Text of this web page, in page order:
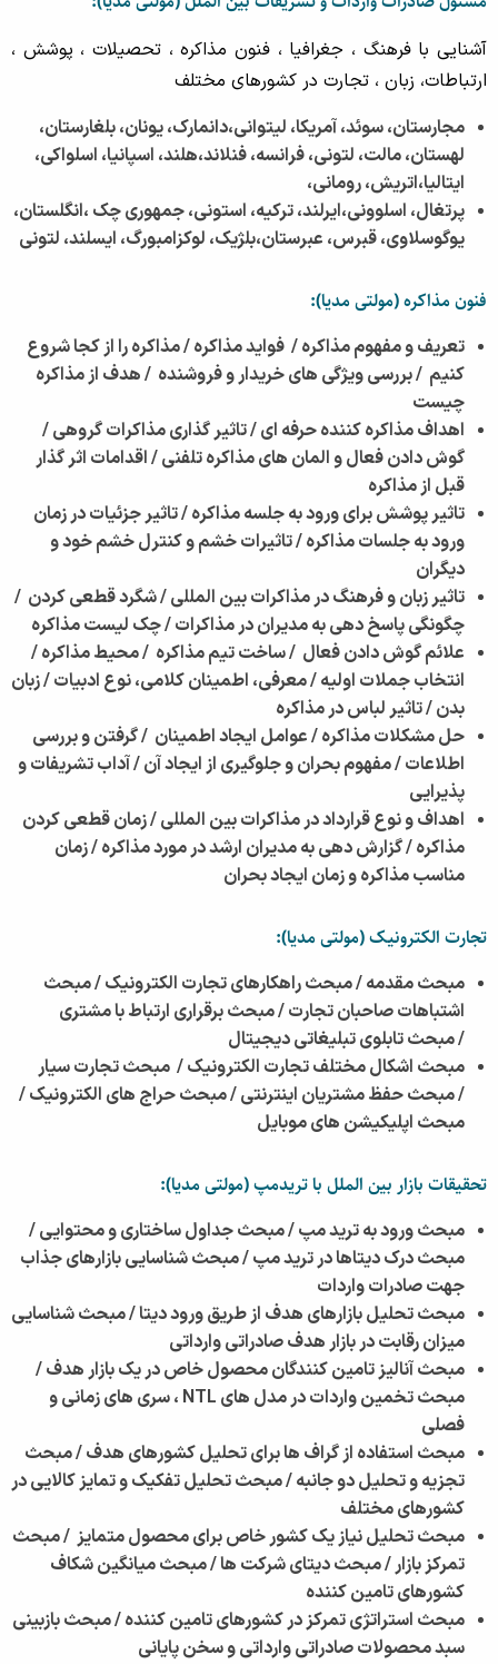
آشنایی با فرهنگ ، جغرافیا ، فنون مذاکره ، تحصیلات ، پوشش ،
ارتباطات، زبان ، تجارت در کشورهای مختلف
مجارستان، سوئد، آمریکا، لیتوانی،دانمارک، یونان، بلغارستان،
لهستان،مالت، لتونی، فرانسه، فنلاند،هلند، اسپانیا، اسلواکی،
ایتالیا،اتریش، رومانی،
پرتغال، اسلوونی،ایرلند، ترکیه، استونی، جمهوری چک ،انگلستان،
یوگوسلاوی، قبرس، عبرستان،بلژیک، لوکزامبورگ، ایسلند، لتونی
فنون مذاکره(مولتی مدیا):
تعریف و مفهوم مذاکره / فواید مذاکره /مذاکره را از کجا شروع
کنیم /بررسی ویژگی های خریدار و فروشنده /هدف از مذاکره
چیست
اهداف مذاکره کننده حرفه ای /تاثیر گذاری مذاکرات گروهی /
گوش دادن فعال و المان های مذاکره تلفنی /اقدامات اثر گذار
قبل از مذاکره
تاثیر پوشش برای ورود به جلسه مذاکره /تاثیر جزئیات در زمان
ورود به جلسات مذاکره /تاثیرات خشم و کنترل خشم خود و
دیگران
تاثیر زبان و فرهنگ در مذاکرات بین المللی /شگرد قطعی کردن /
چگونگی پاسخ دهی به مدیران در مذاکرات /چک لیست مذاکره
علائم گوش دادن فعال /ساخت تیم مذاکره /محیط مذاکره /
انتخاب جملات اولیه /معرفی، اطمینان کلامی، نوع ادبیات /زبان
بدن /تاثیر لباس در مذاکره
حل مشکلات مذاکره /عوامل ایجاد اطمینان /گرفتن و بررسی
اطلاعات /مفهوم بحران و جلوگیری از ایجاد آن /آداب تشریفات و
پذیرایی
اهداف و نوع قرارداد در مذاکرات بین المللی /زمان قطعی کردن
مذاکره /گزارش دهی به مدیران ارشد در مورد مذاکره /زمان
مناسب مذاکره و زمان ایجاد بحران
تجارت الکترونیک (مولتی مدیا):
مبحث مقدمه /مبحث راهکارهای تجارت الکترونیک /مبحث
اشتباهات صاحبان تجارت /مبحث برقراری ارتباط با مشتری
/مبحث تابلوی تبلیغاتی دیجیتال
مبحث اشکال مختلف تجارت الکترونیک / مبحث تجارت سیار
/مبحث حفظ مشتریان اینترنتی /مبحث حراج های الکترونیک /
مبحث اپلیکیشن های موبایل
تحقیقات بازار بین الملل با تریدمپ (مولتی مدیا):
مبحث ورود به ترید مپ /مبحث جداول ساختاری و محتوایی /
مبحث درک دیتاها در ترید مپ /مبحث شناسایی بازارهای جذاب
جهت صادرات واردات
مبحث تحلیل بازارهای هدف از طریق ورود دیتا /مبحث شناسایی
میزان رقابت در بازار هدف صادراتی وارداتی
مبحث آنالیز تامین کنندگان محصول خاص در یک بازار هدف /
مبحث تخمین واردات در مدل های NTL ، سری های زمانی و
فصلی
مبحث استفاده از گراف ها برای تحلیل کشورهای هدف /مبحث
تجزیه و تحلیل دو جانبه /مبحث تحلیل تفکیک و تمایز کالایی در
کشورهای مختلف
مبحث تحلیل نیاز یک کشور خاص برای محصول متمایز /مبحث
تمرکز بازار /مبحث دیتای شرکت ها /مبحث میانگین شکاف
کشورهای تامین کننده
مبحث استراتژی تمرکز در کشورهای تامین کننده /مبحث بازبینی
سبد محصولات صادراتی وارداتی و سخن پایانی